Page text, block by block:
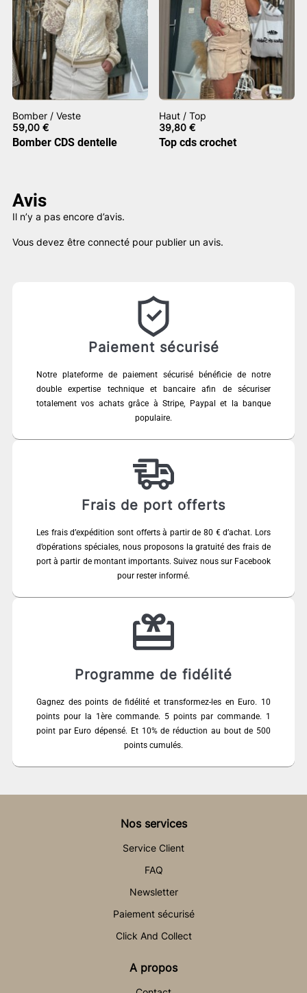
Bomber / Veste
59,00 €
Bomber CDS dentelle
Haut / Top
39,80€
Top cds crochet
Avis
Il n’y a pas encore d’avis.
Vous devez être connecté pour publier un avis.
Paiement sécurisé
Notre plateforme de paiement sécurisé bénéficie de notre
double expertise technique et bancaire afin de sécuriser
totalement vos achats grâce à Stripe, Paypal et la banque
populaire.
Frais de port offerts
Les frais d’expédition sont offerts à partir de 80 € d’achat. Lors
d’opérations spéciales, nous proposons la gratuité des frais de
port à partir de montant importants. Suivez nous sur Facebook
pour rester informé.
Programme de fidélité
Gagnez des points de fidélité et transformez-les en Euro. 10
points pour la 1ère commande. 5 points par commande. 1
point par Euro dépensé. Et 10% de réduction au bout de 500
points cumulés.
Nos services
Service Client
FAQ
Newsletter
Paiement sécurisé
Click And Collect
A propos